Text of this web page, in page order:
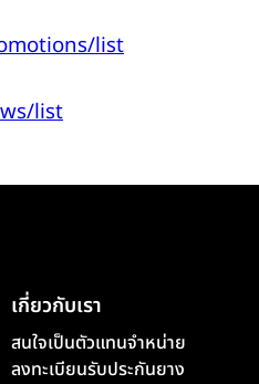
list
list
เกี่ยวกับเรา
สนใจเป็นตัวแทนจำหน่าย
ลงทะเบียนรับประกันยาง